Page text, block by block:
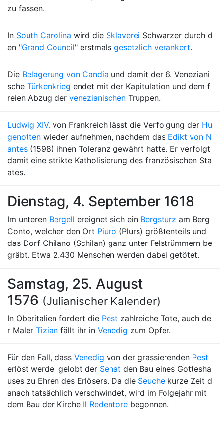
zu fassen.
In South Carolina wird die Sklaverei Schwarzer durch d
en "Grand Council" erstmals gesetzlich verankert.
Die Belagerung von Candia und damit der 6. Veneziani
sche Türkenkrieg endet mit der Kapitulation und dem f
reien Abzug der venezianischen Truppen.
Ludwig XIV. von Frankreich lässt die Verfolgung der Hu
genotten wieder aufnehmen, nachdem das Edikt von N
antes (1598) ihnen Toleranz gewährt hatte. Er verfolgt
damit eine strikte Katholisierung des französischen Sta
ates.
Dienstag, 4. September 1618
Im unteren Bergell ereignet sich ein Bergsturz am Berg
Conto, welcher den Ort Piuro (Plurs) größtenteils und
das Dorf Chilano (Schilan) ganz unter Felstrümmern be
gräbt. Etwa 2.430 Menschen werden dabei getötet.
Samstag, 25. August
1576 (Julianischer Kalender)
In Oberitalien fordert die Pest zahlreiche Tote, auch de
r Maler Tizian fällt ihr in Venedig zum Opfer.
Für den Fall, dass Venedig von der grassierenden Pest
erlöst werde, gelobt der Senat den Bau eines Gottesha
uses zu Ehren des Erlösers. Da die Seuche kurze Zeit d
anach tatsächlich verschwindet, wird im Folgejahr mit
dem Bau der Kirche Il Redentore begonnen.